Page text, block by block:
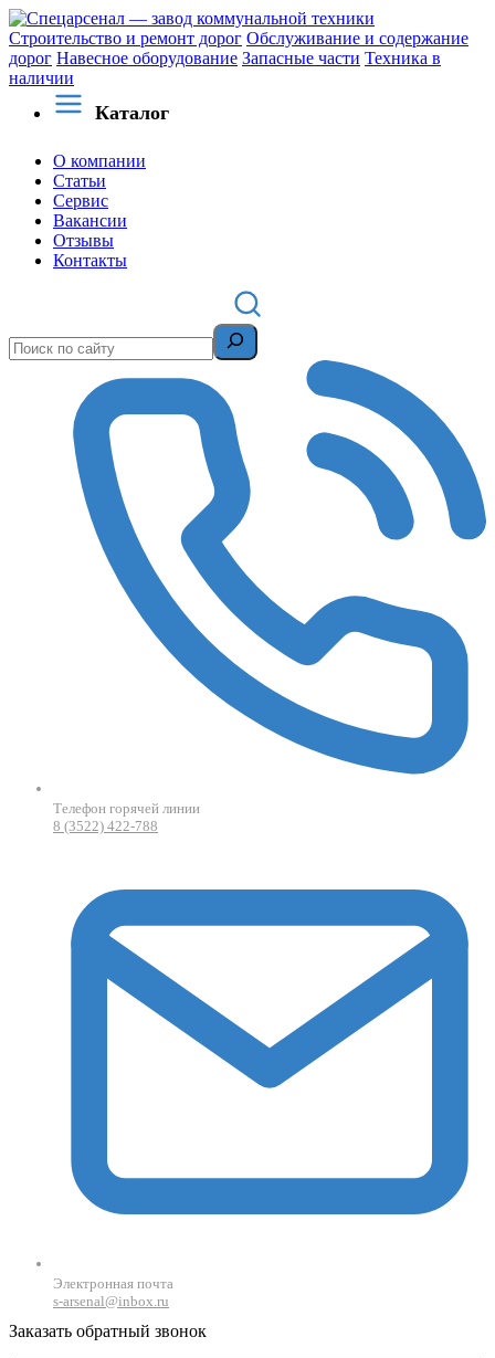
Строительство и ремонт дорог Обслуживание и содержание
дорог Навесное оборудование Запасные части Техника в
наличии
Каталог
О компании
Статьи
Сервис
Вакансии
Отзывы
Контакты
Телефон горячей линии
8 (3522) 422-788
Электронная почта
s-arsenal@inbox.ru
Заказать обратный звонок